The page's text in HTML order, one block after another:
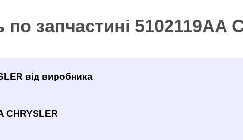
запчастині 5102119AA
від виробника
CHRYSLER